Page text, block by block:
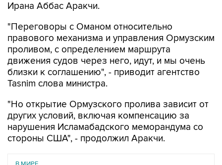
"Переговоры с Оманом относительно
проливом, с определением маршрута
движения судов через него, идут, и мы очень
близки к соглашению", - приводит агентство
Tasnim слова министра.
"Но открытие Ормузского пролива зависит от
нарушения Исламабадского меморандума со
стороны США", - продолжил Аракчи.
В МИРЕ